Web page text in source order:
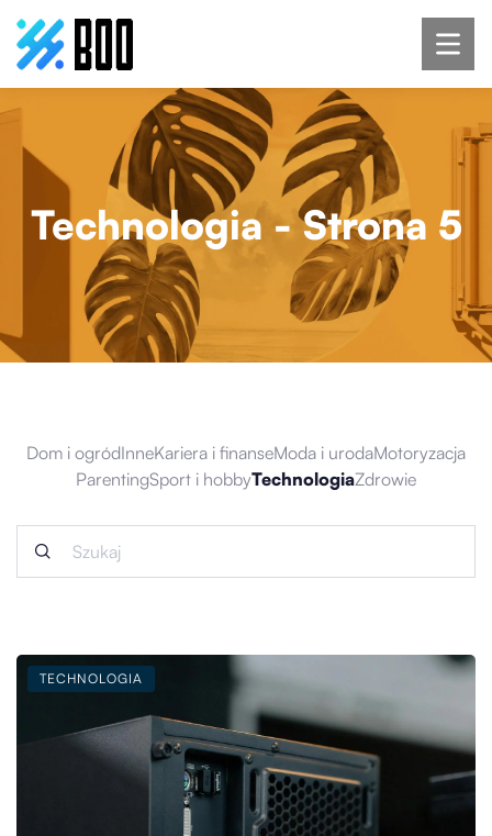
Technologia - Strona 5
Dom i ogródInneKariera i finanseModa i urodaMotoryzacja
ParentingSport i hobbyTechnologiaZdrowie
TECHNOLOGIA